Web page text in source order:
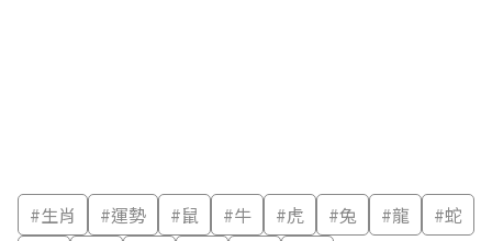
#生肖 #運勢 #鼠 #牛 #虎 #兔 #龍 #蛇